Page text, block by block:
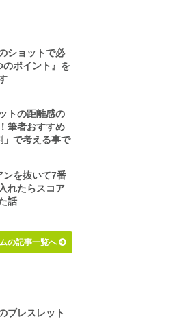
ショットで必
のポイント』を
トの距離感の
筆者おすすめ
」で考える事で
ンを抜いて7番
れたらスコア
話
の記事一覧へ
ブレスレット